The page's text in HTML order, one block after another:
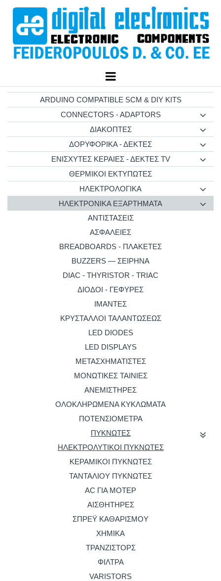
ARDUINO COMPATIBLE SCM & DIY KITS
CONNECTORS - ADAPTORS
ΔΙΑΚΟΠΤΕΣ
ΔΟΡΥΦΟΡΙΚΑ - ΔΕΚΤΕΣ
ΕΝΙΣΧΥΤΕΣ ΚΕΡΑΙΕΣ - ΔΕΚΤΕΣ TV
ΘΕΡΜΙΚΟΙ ΕΚΤΥΠΩΤΕΣ
ΗΛΕΚΤΡΟΛΟΓΙΚΑ
ΗΛΕΚΤΡΟΝΙΚΑ ΕΞΑΡΤΗΜΑΤΑ
ΑΝΤΙΣΤΑΣΕΙΣ
ΑΣΦΑΛΕΙΕΣ
BREADBOARDS - ΠΛΑΚΕΤΕΣ
BUZZERS — ΣΕΙΡΗΝΑ
DIAC - THYRISTOR - TRIAC
ΔΙΟΔΟΙ - ΓΕΦΥΡΕΣ
ΙΜΑΝΤΕΣ
ΚΡΥΣΤΑΛΛΟΙ ΤΑΛΑΝΤΩΣΕΩΣ
LED DIODES
LED DISPLAYS
ΜΕΤΑΣΧΗΜΑΤΙΣΤΕΣ
ΜΟΝΩΤΙΚΕΣ ΤΑΙΝΙΕΣ
ΑΝΕΜΙΣΤΗΡΕΣ
ΟΛΟΚΛΗΡΩΜΕΝΑ ΚΥΚΛΩΜΑΤΑ
ΠΟΤΕΝΣΙΟΜΕΤΡΑ
ΠΥΚΝΩΤΕΣ
ΗΛΕΚΤΡΟΛΥΤΙΚΟΙ ΠΥΚΝΩΤΕΣ
ΚΕΡΑΜΙΚΟΙ ΠΥΚΝΩΤΕΣ
ΤΑΝΤΑΛΙΟΥ ΠΥΚΝΩΤΕΣ
AC ΓΙΑ ΜΟΤΕΡ
ΑΙΣΘΗΤΗΡΕΣ
ΣΠΡΕΫ ΚΑΘΑΡΙΣΜΟΥ
ΧΗΜΙΚΑ
ΤΡΑΝΖΙΣΤΟΡΣ
ΦΙΛΤΡΑ
VARISTORS